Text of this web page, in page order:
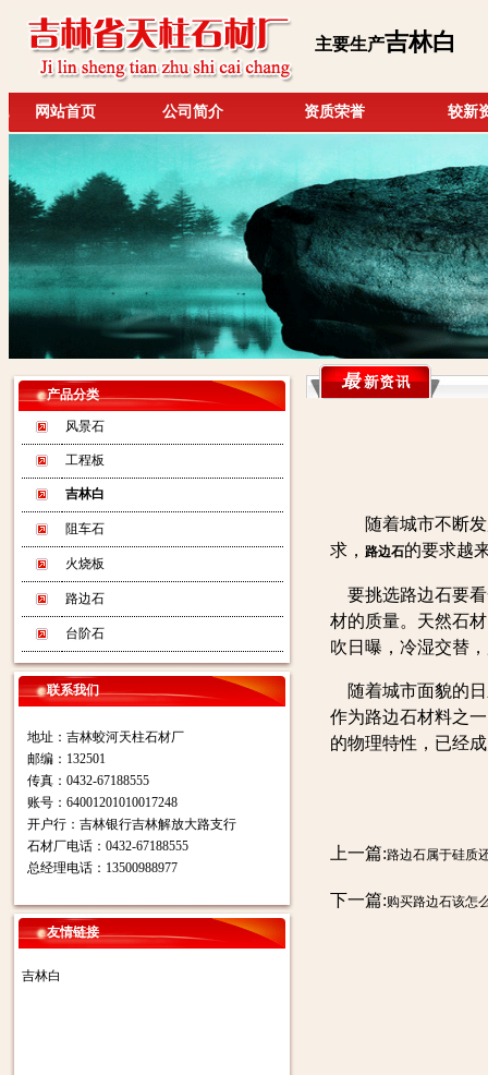
主要生产吉林白
网站首页 公司简介 资质荣誉 较新
产品分类
风景石
工程板
吉林白
阻车石
火烧板
路边石
台阶石
联系我们
地址：吉林蛟河天柱石材厂
邮编：132501
传真：0432-67188555
账号：64001201010017248
开户行：吉林银行吉林解放大路支行
石材厂电话：0432-67188555
总经理电话：13500988977
友情链接
吉林白
随着城市不断发
求， 路边石的要求越
要挑选路边石要看
材的质量。天然石
吹日曝，冷湿交替
随着城市面貌的日
作为路边石材料之
的物理特性，已经
上一篇:路边石属于硅质
下一篇:购买路边石该怎